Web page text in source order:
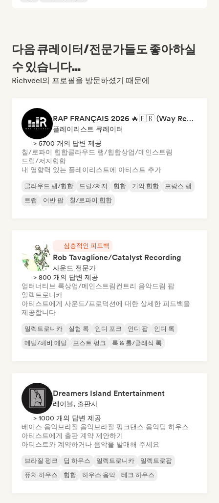
다음 큐레이터/전문가들도 좋아하실
수 있습니다...
Richveel의 프로필을 방문하셨기 때문에
RAP FRANÇAIS 2026 🔥🇫🇷 (Way Records)
플레이리스트 큐레이터
> 5700 개의 답변 제공
칠/로파이 힙합클라우드 랩/힙합상업/메인스트림
드릴/저지힙합
내 영향력 있는 플레이리스트에 아티스트 추가
클라우드 랩/힙합 드릴/저지 힙합 기악 힙합
프랑스 랩
트랩
어반 팝 칠/로파이 힙합
심층적인 피드백
Rob Tavaglione/Catalyst Recording
사운드 전문가
> 800 개의 답변 제공
얼터너티브 록상업/메인스트림컨트리 음악드림 팝
일렉트로니카
아티스트에게 사운드/프로덕션에 대한 상세한 피드백을
제공합니다
일렉트로니카 실험 록 인디 포크 인디 팝
인디 록
메탈/헤비 메탈
포스트 펑크 록 & 롤/클래식 록
Dreamers Island Entertainment
레이블, 출판사
> 1000 개의 답변 제공
베이스 음악브라질 음악브라질 펑크댄스 음악딥 하우스
아티스트에게 출판 계약 제안하기
아티스트와 계약하거나 음악을 발매해 주세요
브라질 펑크 딥 하우스 일렉트로니카
일렉트로팝
퓨처 하우스
힙합 하우스 음악 테크 하우스